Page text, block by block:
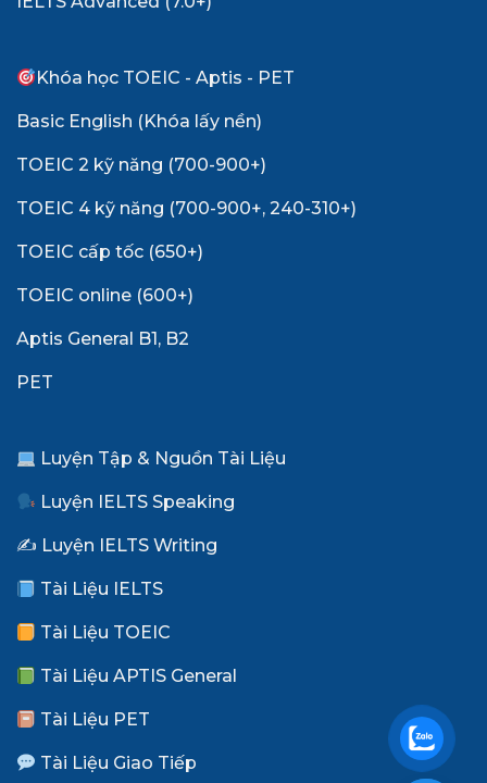
Khóa học TOEIC - Aptis - PET
Basic English (Khóa lấy nền)
TOEIC 2 kỹ năng (700-900+)
TOEIC 4 kỹ năng (700-900+, 240-310+)
TOEIC cấp tốc (650+)
TOEIC online (600+)
Aptis General B1, B2
PET
Luyện Tập & Nguồn Tài Liệu
Luyện IELTS Speaking
✍️ Luyện IELTS Writing
Tài Liệu IELTS
Tài Liệu TOEIC
Tài Liệu APTIS General
Tài Liệu PET
Tài Liệu Giao Tiếp